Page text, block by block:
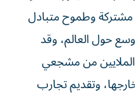
مشتركة وطموح متبادل
حول العالم، وقد
من مشجعي
وتقديم تجارب